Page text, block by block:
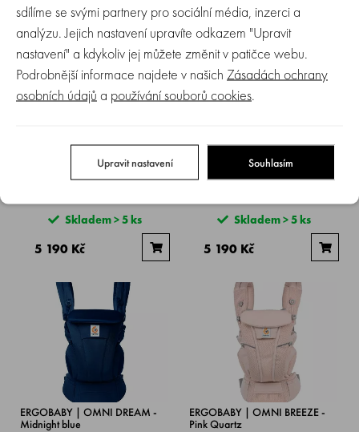
ERGOBABY | OMNI BREEZE -
Skladem > 5 ks
5 190 Kč
ERGOBABY | OMNI DREAM -
Skladem > 5 ks
5 190 Kč
ERGOBABY | OMNI DREAM -
Midnight blue
ERGOBABY | OMNI BREEZE -
Pink Quartz
sdílíme se svými partnery pro sociální média, inzerci a
analýzu. Jejich nastavení upravíte odkazem "Upravit
nastavení" a kdykoliv jej můžete změnit v patičce webu.
Podrobnější informace najdete v našich Zásadách ochrany
osobních údajů a používání souborů cookies.
Upravit nastavení Souhlasím